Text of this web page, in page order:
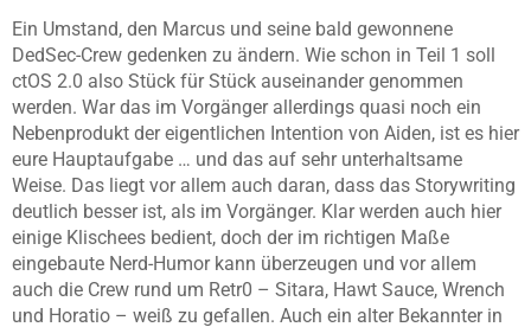
Ein Umstand, den Marcus und seine bald gewonnene
DedSec-Crew gedenken zu ändern. Wie schon in Teil 1 soll
ctOS 2.0 also Stück für Stück auseinander genommen
werden. War das im Vorgänger allerdings quasi noch ein
Nebenprodukt der eigentlichen Intention von Aiden, ist es hier
eure Hauptaufgabe … und das auf sehr unterhaltsame
Weise. Das liegt vor allem auch daran, dass das Storywriting
deutlich besser ist, als im Vorgänger. Klar werden auch hier
einige Klischees bedient, doch der im richtigen Maße
eingebaute Nerd-Humor kann überzeugen und vor allem
auch die Crew rund um Retr0 – Sitara, Hawt Sauce, Wrench
und Horatio – weiß zu gefallen. Auch ein alter Bekannter in